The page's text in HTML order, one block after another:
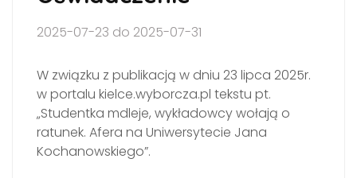
2025-07-23 do 2025-07-31
W związku z publikacją w dniu 23 lipca 2025r.
w portalu kielce.wyborcza.pl tekstu pt.
„Studentka mdleje, wykładowcy wołają o
ratunek. Afera na Uniwersytecie Jana
Kochanowskiego”.